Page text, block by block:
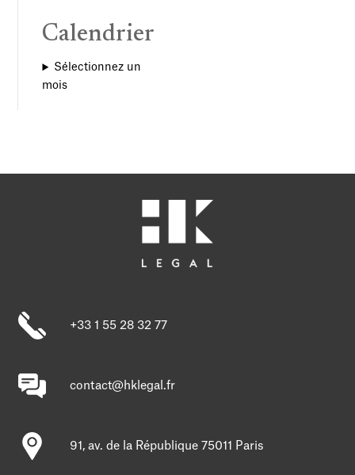
Calendrier
Sélectionnez un
mois
+33 1 55 28 32 77
contact@hklegal.fr
91, av. de la République 75011 Paris